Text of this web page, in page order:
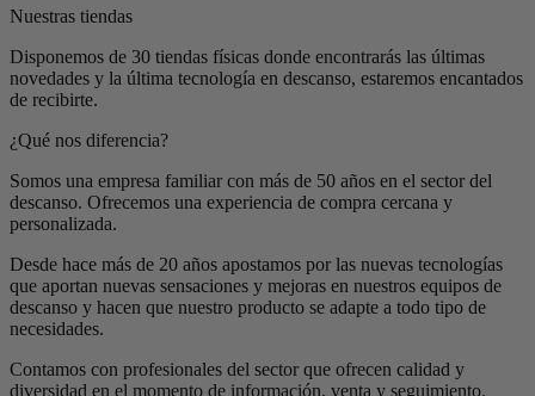
Nuestras tiendas
Disponemos de 30 tiendas físicas donde encontrarás las últimas
novedades y la última tecnología en descanso, estaremos encantados
de recibirte.
¿Qué nos diferencia?
Somos una empresa familiar con más de 50 años en el sector del
descanso. Ofrecemos una experiencia de compra cercana y
personalizada.
Desde hace más de 20 años apostamos por las nuevas tecnologías
que aportan nuevas sensaciones y mejoras en nuestros equipos de
descanso y hacen que nuestro producto se adapte a todo tipo de
necesidades.
Contamos con profesionales del sector que ofrecen calidad y
diversidad en el momento de información, venta y seguimiento.